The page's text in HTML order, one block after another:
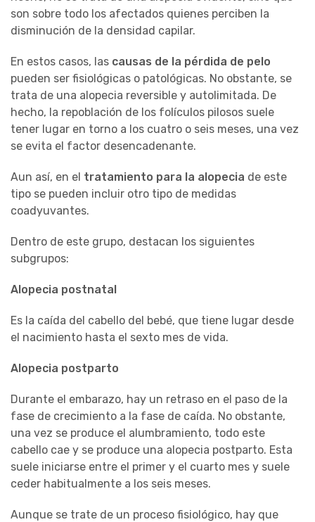
son sobre todo los afectados quienes perciben la
disminución de la densidad capilar.
En estos casos, las causas de la pérdida de pelo
pueden ser fisiológicas o patológicas. No obstante, se
trata de una alopecia reversible y autolimitada. De
hecho, la repoblación de los folículos pilosos suele
tener lugar en torno a los cuatro o seis meses, una vez
se evita el factor desencadenante.
Aun así, en el tratamiento para la alopecia de este
tipo se pueden incluir otro tipo de medidas
coadyuvantes.
Dentro de este grupo, destacan los siguientes
subgrupos:
Alopecia postnatal
Es la caída del cabello del bebé, que tiene lugar desde
el nacimiento hasta el sexto mes de vida.
Alopecia postparto
Durante el embarazo, hay un retraso en el paso de la
fase de crecimiento a la fase de caída. No obstante,
una vez se produce el alumbramiento, todo este
cabello cae y se produce una alopecia postparto. Esta
suele iniciarse entre el primer y el cuarto mes y suele
ceder habitualmente a los seis meses.
Aunque se trate de un proceso fisiológico, hay que